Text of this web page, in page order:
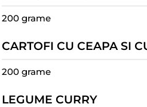
200 grame
CARTOFI CU CEAPA SI
200 grame
LEGUME CURRY